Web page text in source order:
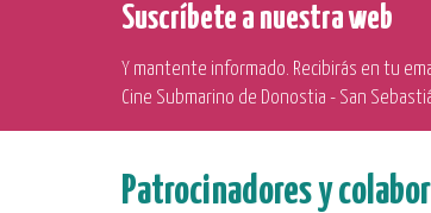
Suscríbete a nuestra web
Y mantente informado. Recibirás en tu
Cine Submarino de Donostia - San
Patrocinadores y